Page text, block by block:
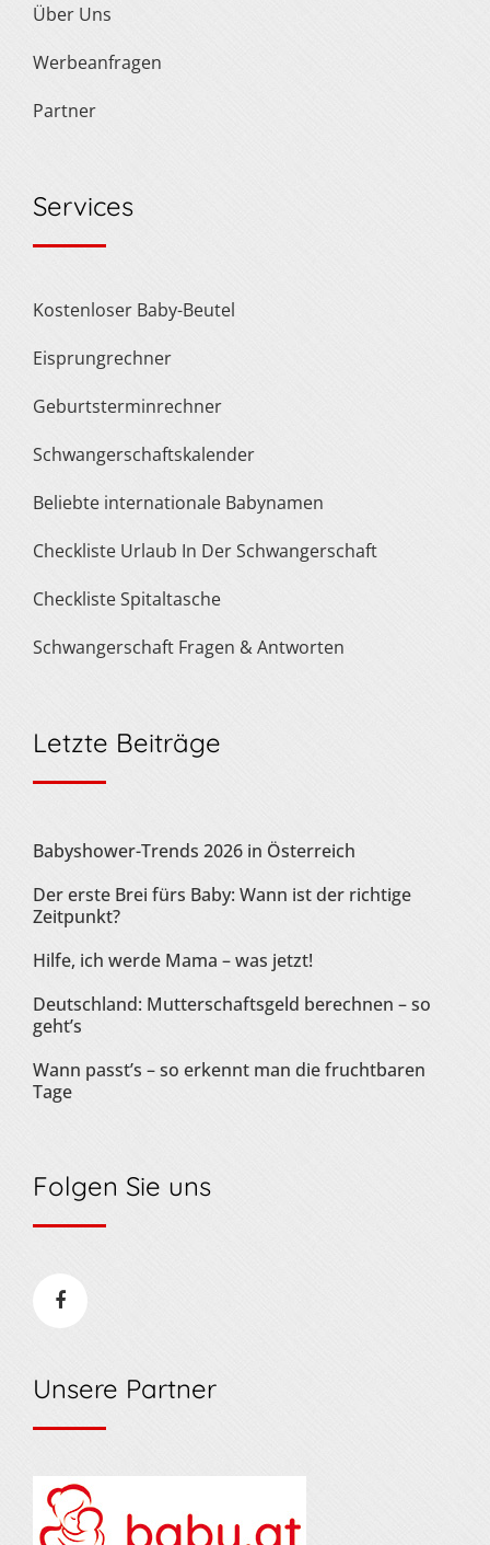
Über Uns
Werbeanfragen
Partner
Services
Kostenloser Baby-Beutel
Eisprungrechner
Geburtsterminrechner
Schwangerschaftskalender
Beliebte internationale Babynamen
Checkliste Urlaub In Der Schwangerschaft
Checkliste Spitaltasche
Schwangerschaft Fragen & Antworten
Letzte Beiträge
Babyshower-Trends 2026 in Österreich
Der erste Brei fürs Baby: Wann ist der richtige
Zeitpunkt?
Hilfe, ich werde Mama – was jetzt!
Deutschland: Mutterschaftsgeld berechnen – so
geht’s
Wann passt’s – so erkennt man die fruchtbaren
Tage
Folgen Sie uns
Unsere Partner